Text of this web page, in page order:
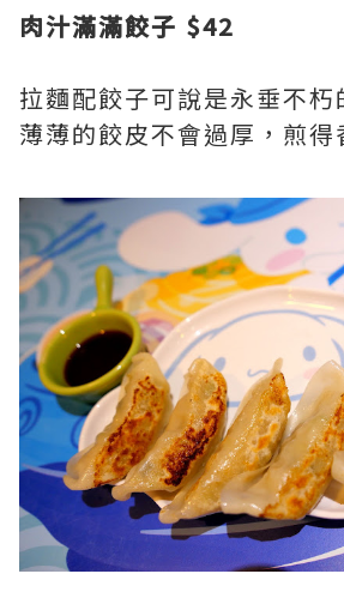
肉汁滿滿餃子 $42
拉麵配餃子可說是永垂不朽
薄薄的餃皮不會過厚，煎得